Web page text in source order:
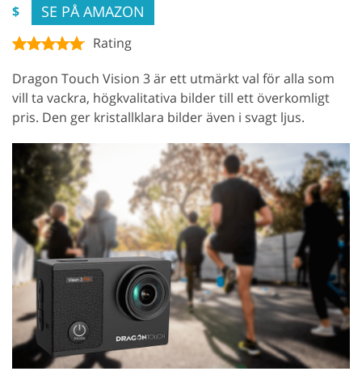
$ SE PÅ AMAZON
Rating
Dragon Touch Vision 3 är ett utmärkt val för alla som
vill ta vackra, högkvalitativa bilder till ett överkomligt
pris. Den ger kristallklara bilder även i svagt ljus.